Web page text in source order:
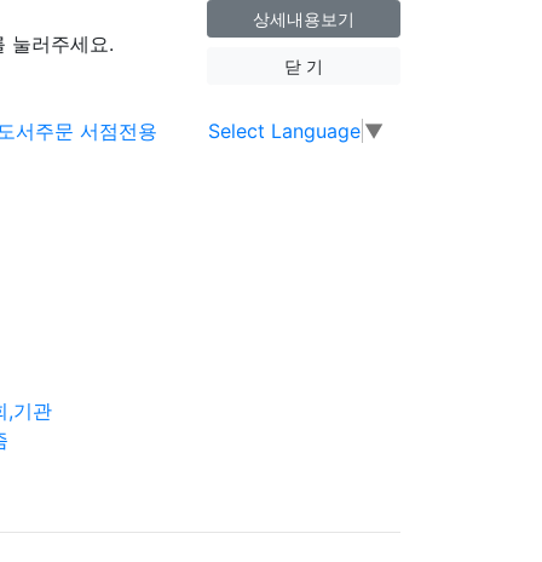
눌러주세요.
상세내용보기
닫 기
Select Language ▼
,기관